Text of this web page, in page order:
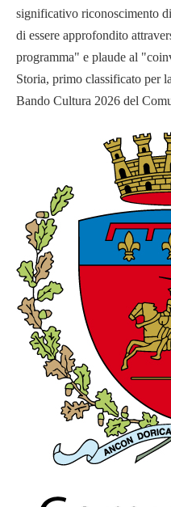
significativo riconoscimento
di essere approfondito
programma" e plaude al
Storia, primo classificato per
Bando Cultura 2026 del